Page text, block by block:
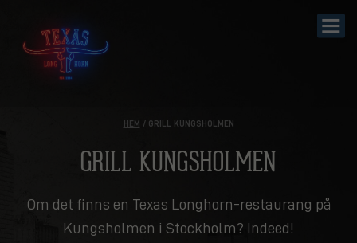
HEM / GRILL KUNGSHOLMEN
GRILL KUNGSHOLMEN
Om det finns en Texas Longhorn-restaurang på
Kungsholmen i Stockholm? Indeed!